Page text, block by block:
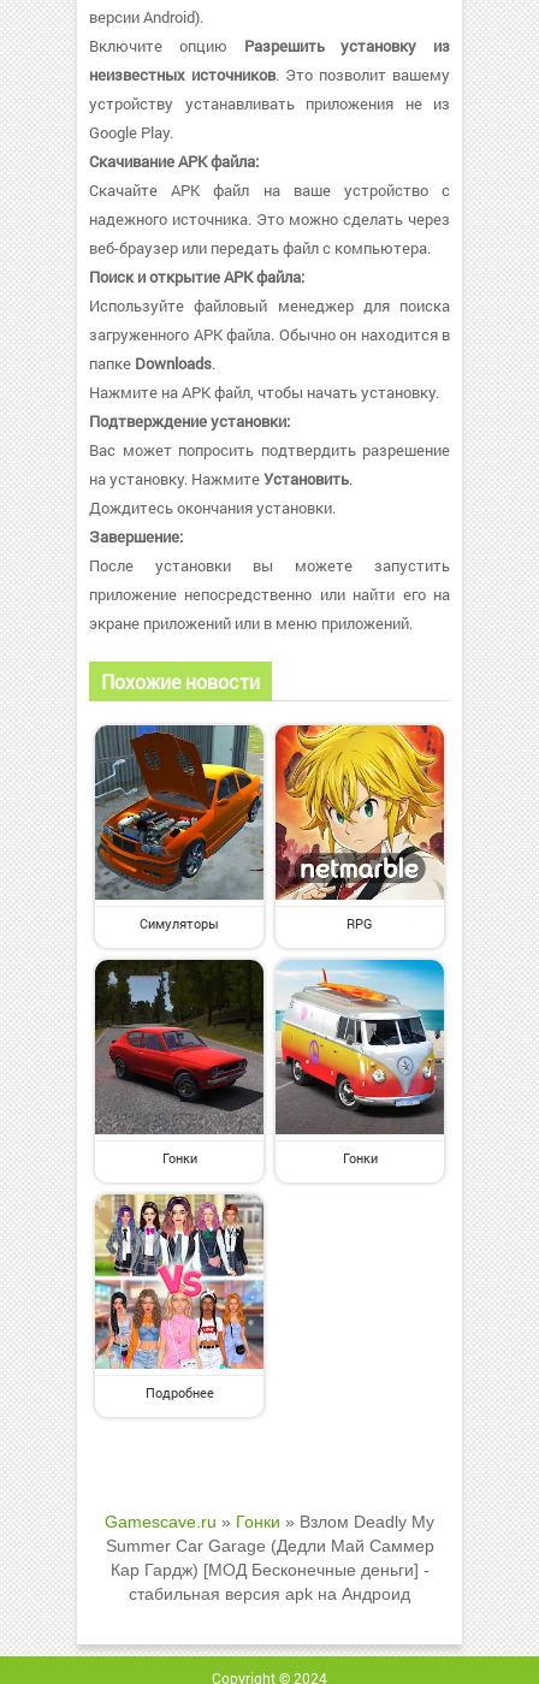
версии Android).
Включите опцию Разрешить установку из
неизвестных источников. Это позволит вашему
устройству устанавливать приложения не из
Google Play.
Скачивание APK файла:
Скачайте APK файл на ваше устройство с
надежного источника. Это можно сделать через
веб-браузер или передать файл с компьютера.
Поиск и открытие APK файла:
Используйте файловый менеджер для поиска
загруженного APK файла. Обычно он находится в
папке Downloads.
Нажмите на APK файл, чтобы начать установку.
Подтверждение установки:
Вас может попросить подтвердить разрешение
на установку. НажмитеУстановить.
Дождитесь окончания установки.
Завершение:
После установки вы можете запустить
приложение непосредственно или найти его на
экране приложений или в меню приложений.
Похожие новости
Симуляторы RPG
Гонки Гонки
Подробнее
Gamescave.ru » Гонки » Взлом Deadly My
Summer Car Garage (Дедли Май Саммер
Кар Гардж) [МОД Бесконечные деньги] -
стабильная версия apk на Андроид
Copyright © 2024